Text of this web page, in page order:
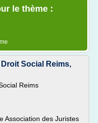
le thème :
Social Reims,
Reims
Association des Juristes